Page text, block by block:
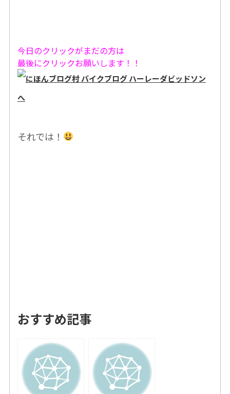
今日のクリックがまだの方は
最後にクリックお願いします！！
それでは！
おすすめ記事